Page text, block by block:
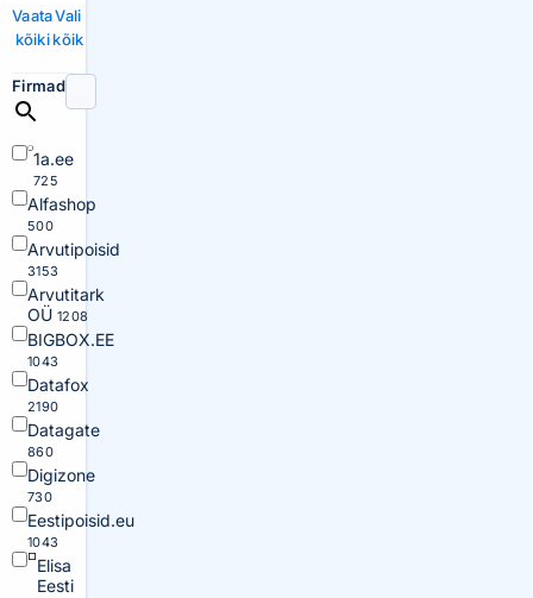
Vaata
kõiki
Vali
kõik
Firmad
1a.ee
725
Alfashop
500
Arvutipoisid
3153
Arvutitark
OÜ 1208
BIGBOX.EE
1043
Datafox
2190
Datagate
860
Digizone
730
Eestipoisid.eu
1043
Elisa
Eesti